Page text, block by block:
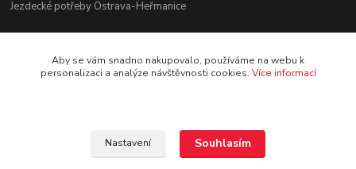
Jezdecké potřeby Ostrava-Heřmanice
Po-Pá 9:30 - 17:30
Aby se vám snadno nakupovalo, používáme na webu k
personalizaci a analýze návštěvnosti cookies. Více informací
Nastavení Souhlasím